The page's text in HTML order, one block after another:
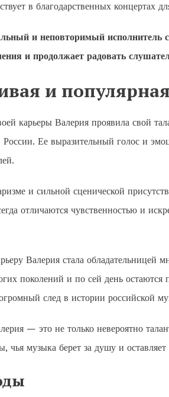
в благодарственных концертах
и неповторимый исполнитель
и продолжает радовать
и
карьеры Валерия проявила свой
Ее выразительный голос и
и сильной сценической
отличаются чувственностью и
Валерия стала
поколений и по сей день остаются
след в истории российской
— это не только невероятно
чья музыка берет за душу и